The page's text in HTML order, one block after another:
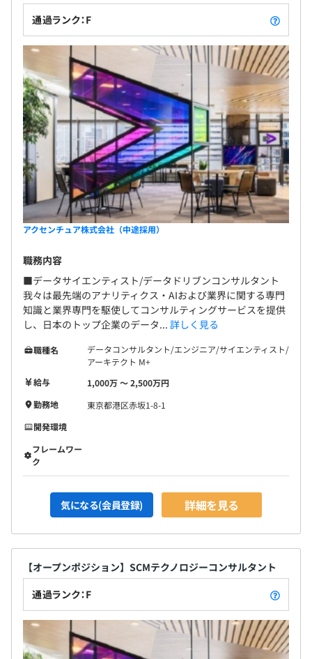
通過ランク：F
アクセンチュア株式会社（中途採用）
職務内容
■データサイエンティスト/データドリブンコンサルタント
我々は最先端のアナリティクス・AIおよび業界に関する専門
知識と業界専門を駆使してコンサルティングサービスを提供
し、日本のトップ企業のデータ... 詳しく見る
職種名
データコンサルタント/エンジニア/サイエンティスト/
アーキテクト M+
給与
1,000万 〜 2,500万円
勤務地
東京都港区赤坂1-8-1
開発環境
フレームワー
ク
気になる(会員登録) 詳細を見る
【オープンポジション】SCMテクノロジーコンサルタント
通過ランク：F